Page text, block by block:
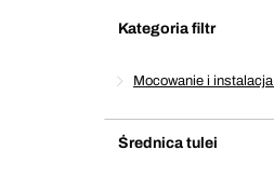
Kategoria filtr
Mocowanie i instalacja
Średnica tulei